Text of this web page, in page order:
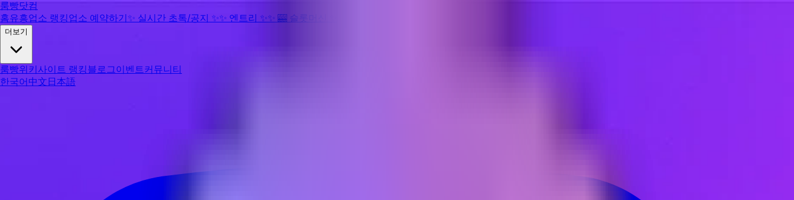
룸빵닷컴
홈유흥업소 랭킹업소 예약하기✨ 실시간 초톡/공지 ✨✨ 엔트리 ✨✨ 🎰 슬롯머신
더보기
룸빵위키사이트 랭킹블로그이벤트커뮤니티
한국어中文日本語